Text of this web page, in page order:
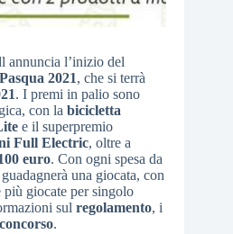
l’inizio del
2021, che si terrà
. I premi in palio sono
con la bicicletta
e il superpremio
Full Electric, oltre a
euro. Con ogni spesa da
una giocata, con
più giocate per singolo
sul regolamento, i
.